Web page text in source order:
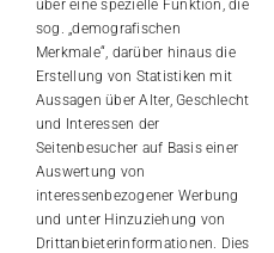
über eine spezielle Funktion, die
sog. „demografischen
Merkmale“, darüber hinaus die
Erstellung von Statistiken mit
Aussagen über Alter, Geschlecht
und Interessen der
Seitenbesucher auf Basis einer
Auswertung von
interessenbezogener Werbung
und unter Hinzuziehung von
Drittanbieterinformationen. Dies